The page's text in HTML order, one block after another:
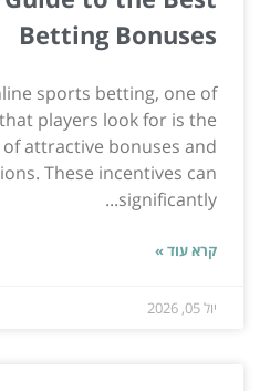
Betting Bonuses
sports betting, one of
players look for is the
attractive bonuses and
These incentives can
significantly...
קרא עוד »
יול 05, 2026